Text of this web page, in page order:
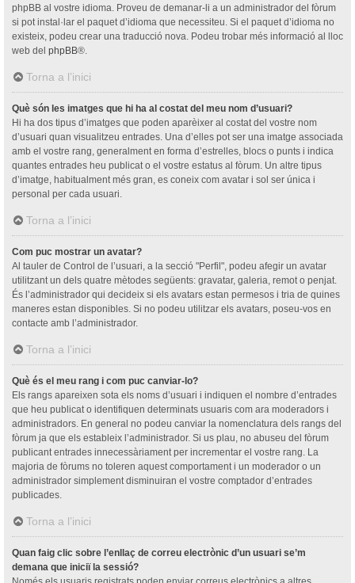
phpBB al vostre idioma. Proveu de demanar-li a un administrador del fòrum
si pot instal·lar el paquet d’idioma que necessiteu. Si el paquet d’idioma no
existeix, podeu crear una traducció nova. Podeu trobar més informació al lloc
web del phpBB®.
Torna a l’inici
Què són les imatges que hi ha al costat del meu nom d’usuari?
Hi ha dos tipus d’imatges que poden aparèixer al costat del vostre nom
d’usuari quan visualitzeu entrades. Una d’elles pot ser una imatge associada
amb el vostre rang, generalment en forma d’estrelles, blocs o punts i indica
quantes entrades heu publicat o el vostre estatus al fòrum. Un altre tipus
d’imatge, habitualment més gran, es coneix com avatar i sol ser única i
personal per cada usuari.
Torna a l’inici
Com puc mostrar un avatar?
Al tauler de Control de l’usuari, a la secció "Perfil", podeu afegir un avatar
utilitzant un dels quatre mètodes següents: gravatar, galeria, remot o penjat.
És l’administrador qui decideix si els avatars estan permesos i tria de quines
maneres estan disponibles. Si no podeu utilitzar els avatars, poseu-vos en
contacte amb l’administrador.
Torna a l’inici
Què és el meu rang i com puc canviar-lo?
Els rangs apareixen sota els noms d’usuari i indiquen el nombre d’entrades
que heu publicat o identifiquen determinats usuaris com ara moderadors i
administradors. En general no podeu canviar la nomenclatura dels rangs del
fòrum ja que els estableix l’administrador. Si us plau, no abuseu del fòrum
publicant entrades innecessàriament per incrementar el vostre rang. La
majoria de fòrums no toleren aquest comportament i un moderador o un
administrador simplement disminuiran el vostre comptador d’entrades
publicades.
Torna a l’inici
Quan faig clic sobre l’enllaç de correu electrònic d’un usuari se’m
demana que iniciï la sessió?